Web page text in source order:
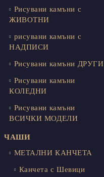
Рисувани камъни с
ЖИВОТНИ
рисувани камъни с
НАДПИСИ
Рисувани камъни ДРУГИ
Рисувани камъни
КОЛЕДНИ
Рисувани камъни
ВСИЧКИ МОДЕЛИ
ЧАШИ
МЕТАЛНИ КАНЧЕТА
Канчета с Шевици